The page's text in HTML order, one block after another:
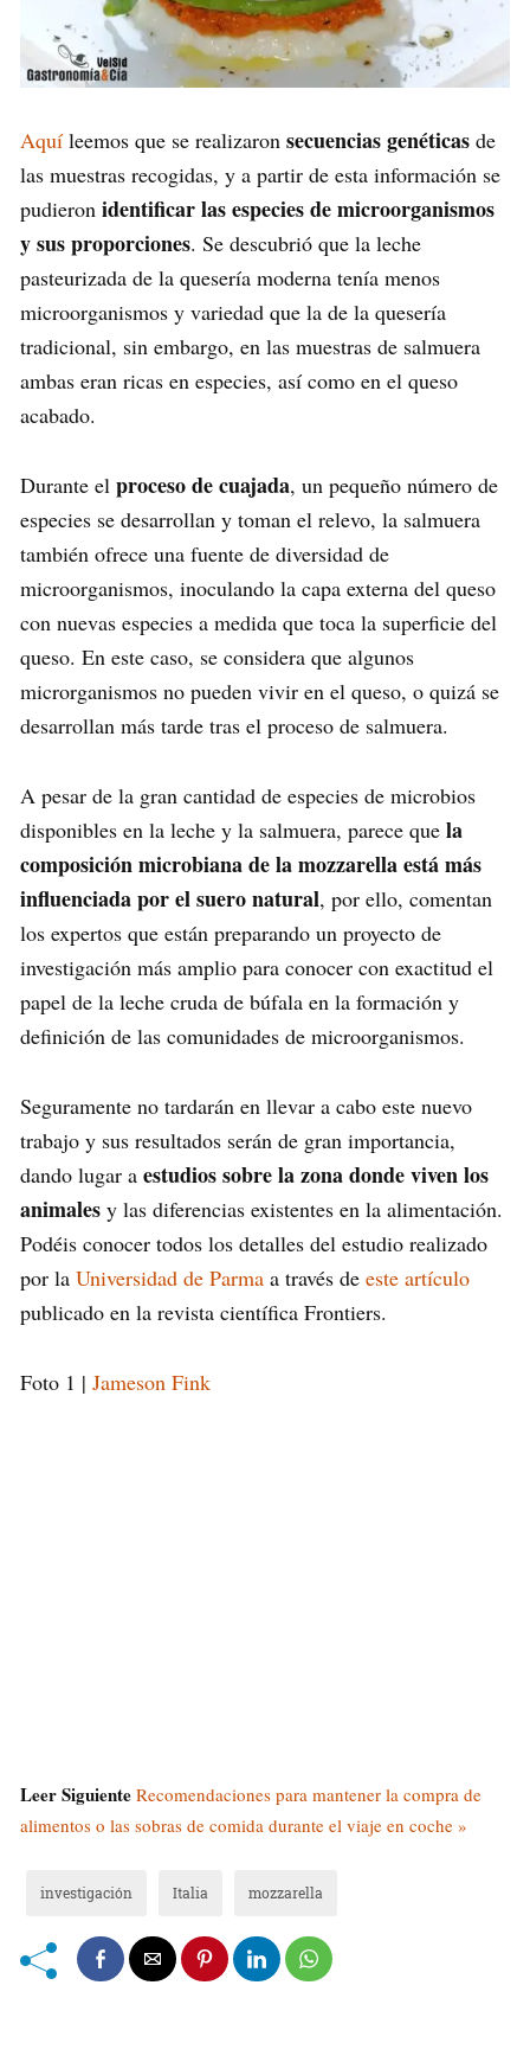
Aquí leemos que se realizaron secuencias genéticas de
las muestras recogidas, y a partir de esta información se
pudieron identificar las especies de microorganismos
y sus proporciones. Se descubrió que la leche
pasteurizada de la quesería moderna tenía menos
microorganismos y variedad que la de la quesería
tradicional, sin embargo, en las muestras de salmuera
ambas eran ricas en especies, así como en el queso
acabado.
Durante el proceso de cuajada, un pequeño número de
especies se desarrollan y toman el relevo, la salmuera
también ofrece una fuente de diversidad de
microorganismos, inoculando la capa externa del queso
con nuevas especies a medida que toca la superficie del
queso. En este caso, se considera que algunos
microrganismos no pueden vivir en el queso, o quizá se
desarrollan más tarde tras el proceso de salmuera.
A pesar de la gran cantidad de especies de microbios
disponibles en la leche y la salmuera, parece que la
composición microbiana de la mozzarella está más
influenciada por el suero natural, por ello, comentan
los expertos que están preparando un proyecto de
investigación más amplio para conocer con exactitud el
papel de la leche cruda de búfala en la formación y
definición de las comunidades de microorganismos.
Seguramente no tardarán en llevar a cabo este nuevo
trabajo y sus resultados serán de gran importancia,
dando lugar a estudios sobre la zona donde viven los
animales y las diferencias existentes en la alimentación.
Podéis conocer todos los detalles del estudio realizado
por la Universidad de Parma a través de este artículo
publicado en la revista científica Frontiers.
Foto 1 | Jameson Fink
Leer Siguiente Recomendaciones para mantener la compra de
alimentos o las sobras de comida durante el viaje en coche »
investigación Italia mozzarella